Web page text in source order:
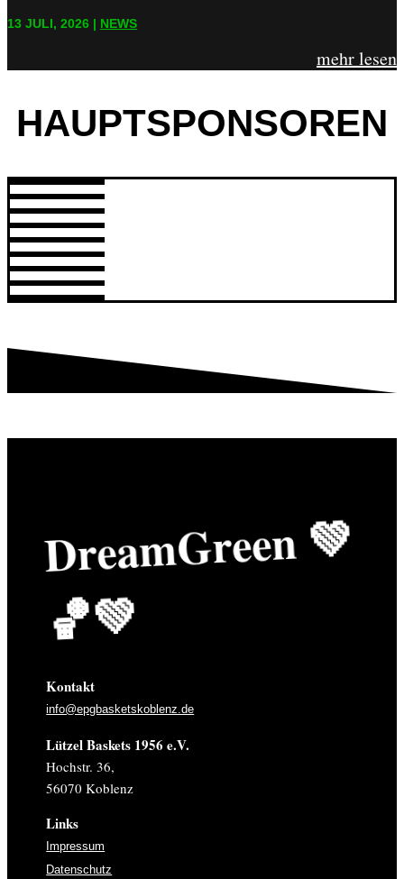
13 JULI, 2026 | NEWS
mehr lesen
HAUPTSPONSOREN
Drea
m
Green
💚
🏀
💚
Kontakt
info@epgbasketskoblenz.de
Lützel Baskets 1956 e.V.
Hochstr. 36,
56070 Koblenz
Links
Impressum
Datenschutz